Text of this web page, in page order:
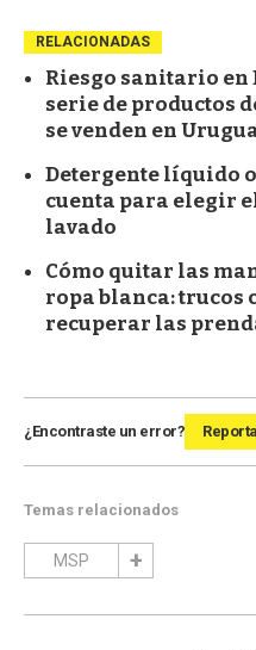
RELACIONADAS
Riesgo sanitario
serie de productos
se venden en
Detergente líquido
cuenta para elegir
lavado
Cómo quitar las
ropa blanca: trucos
recuperar las
¿Encontraste un error?
Temas relacionados
MSP